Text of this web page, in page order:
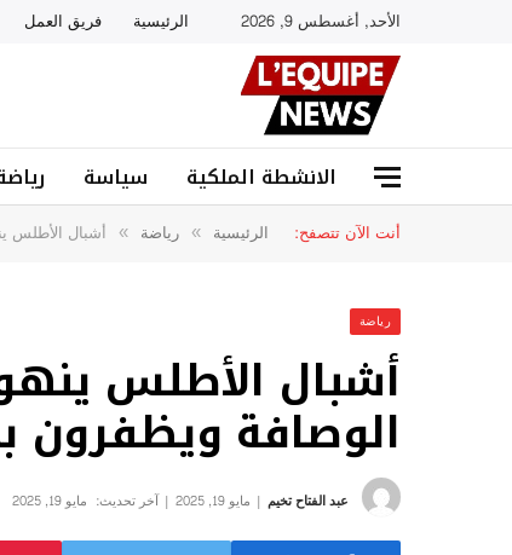
الأحد, أغسطس 9, 2026 الرئيسية فريق العمل
الانشطة الملكية سياسة
أنت الآن تتصفح: الرئيسية » رياضة » أشبال الأطلس
رياضة
أشبال الأطلس
الوصافة ويظفرون
عبد الفتاح تخيم مايو 19, 2025 آخر تحديث: مايو 19, 2025